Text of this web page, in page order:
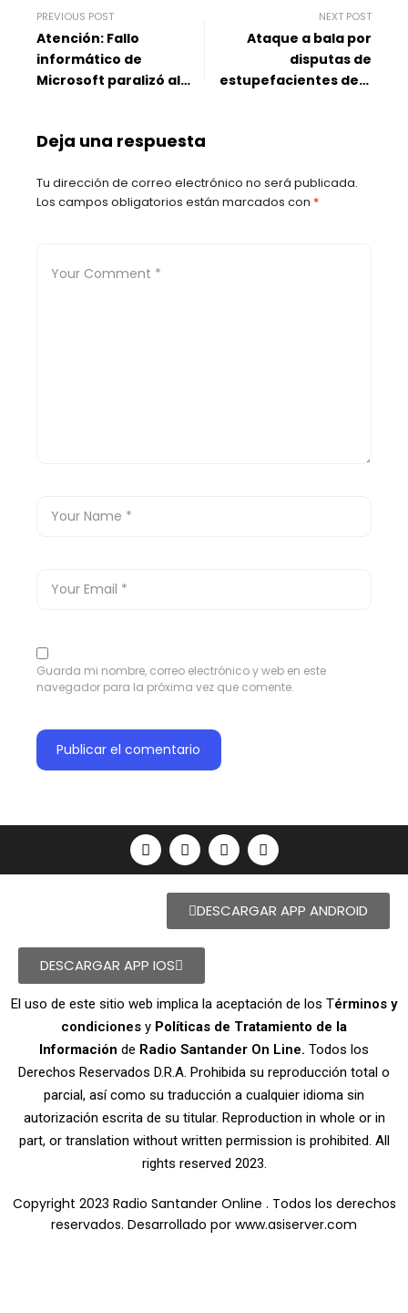
PREVIOUS POST
Atención: Fallo
informático de
Microsoft paralizó al
NEXT POST
Ataque a bala por
disputas de
estupefacientes dejó
Deja una respuesta
Tu dirección de correo electrónico no será publicada.
Los campos obligatorios están marcados con *
Guarda mi nombre, correo electrónico y web en este
navegador para la próxima vez que comente.
DESCARGAR APP ANDROID
DESCARGAR APP IOS
El uso de este sitio web implica la aceptación de los Términos y
condiciones y Políticas de Tratamiento de la
Información de Radio Santander On Line. Todos los
Derechos Reservados D.R.A. Prohibida su reproducción total o
parcial, así como su traducción a cualquier idioma sin
autorización escrita de su titular. Reproduction in whole or in
part, or translation without written permission is prohibited. All
rights reserved 2023.
Copyright 2023 Radio Santander Online . Todos los derechos
reservados. Desarrollado por www.asiserver.com